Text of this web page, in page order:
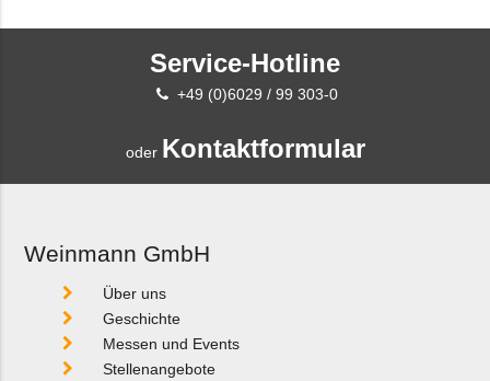
Service-Hotline
+49 (0)6029 / 99 303-0
oder Kontaktformular
Weinmann GmbH
Über uns
Geschichte
Messen und Events
Stellenangebote